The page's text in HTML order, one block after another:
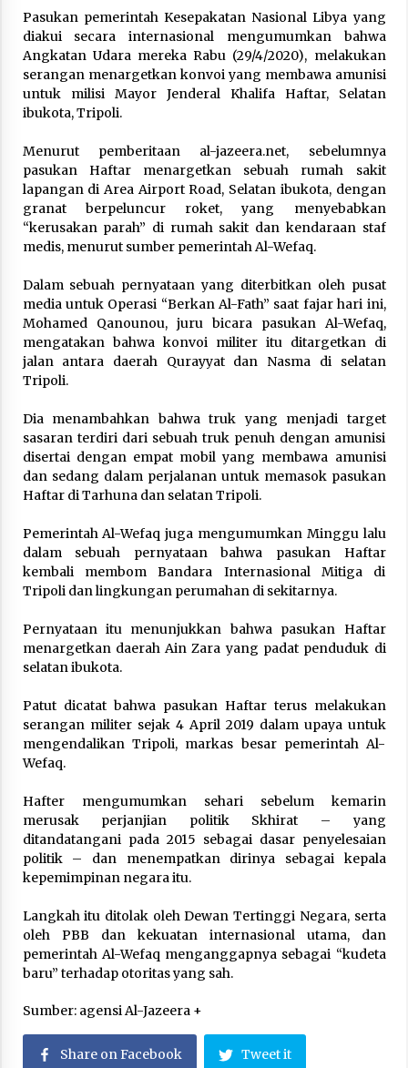
Hari Keempat Operasional Haji 2026, 15.349
Jemaah Telah Diberangkatkan
April 25, 2026
April 24, 2026
Jemaah Haji Indonesia Mulai Berangkat
Melalui Makkah Route, Layanan Kian Mudah
dan Terintegrasi
April 23, 2026
Dilema Perang AS-Israel VS Iran: Menang
Kekuatan Tempur, Kalah dalam Strategi
April 22, 2026
Laporan Aljazeera.net, Fasilitas Nuklir Iran
February 7, 2026
Pasukan pemerintah Kesepakatan Nasional Libya yang
diakui secara internasional mengumumkan bahwa
Angkatan Udara mereka Rabu (29/4/2020), melakukan
serangan menargetkan konvoi yang membawa amunisi
untuk milisi Mayor Jenderal Khalifa Haftar, Selatan
ibukota, Tripoli.
Menurut pemberitaan al-jazeera.net, sebelumnya
pasukan Haftar menargetkan sebuah rumah sakit
lapangan di Area Airport Road, Selatan ibukota, dengan
granat berpeluncur roket, yang menyebabkan
“kerusakan parah” di rumah sakit dan kendaraan staf
medis, menurut sumber pemerintah Al-Wefaq.
Dalam sebuah pernyataan yang diterbitkan oleh pusat
media untuk Operasi “Berkan Al-Fath” saat fajar hari ini,
Mohamed Qanounou, juru bicara pasukan Al-Wefaq,
mengatakan bahwa konvoi militer itu ditargetkan di
jalan antara daerah Qurayyat dan Nasma di selatan
Tripoli.
Dia menambahkan bahwa truk yang menjadi target
sasaran terdiri dari sebuah truk penuh dengan amunisi
disertai dengan empat mobil yang membawa amunisi
dan sedang dalam perjalanan untuk memasok pasukan
Haftar di Tarhuna dan selatan Tripoli.
Pemerintah Al-Wefaq juga mengumumkan Minggu lalu
dalam sebuah pernyataan bahwa pasukan Haftar
kembali membom Bandara Internasional Mitiga di
Tripoli dan lingkungan perumahan di sekitarnya.
Pernyataan itu menunjukkan bahwa pasukan Haftar
menargetkan daerah Ain Zara yang padat penduduk di
selatan ibukota.
Patut dicatat bahwa pasukan Haftar terus melakukan
serangan militer sejak 4 April 2019 dalam upaya untuk
mengendalikan Tripoli, markas besar pemerintah Al-
Wefaq.
Hafter mengumumkan sehari sebelum kemarin
merusak perjanjian politik Skhirat – yang
ditandatangani pada 2015 sebagai dasar penyelesaian
politik – dan menempatkan dirinya sebagai kepala
kepemimpinan negara itu.
Langkah itu ditolak oleh Dewan Tertinggi Negara, serta
oleh PBB dan kekuatan internasional utama, dan
pemerintah Al-Wefaq menganggapnya sebagai “kudeta
baru” terhadap otoritas yang sah.
Sumber: agensi Al-Jazeera +
Share on Facebook Tweet it